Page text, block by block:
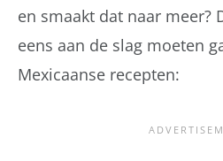
en smaakt dat naar meer?
eens aan de slag moeten
Mexicaanse recepten: